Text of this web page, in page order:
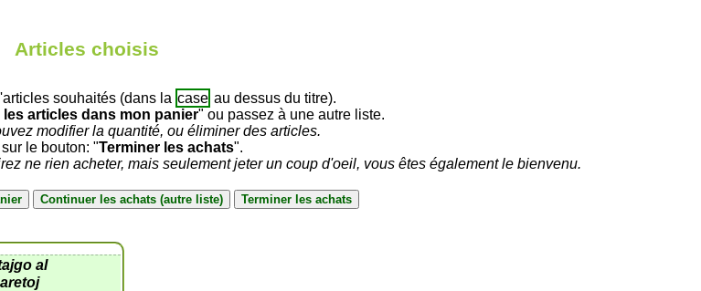
Articles choisis
souhaités (dans la case au dessus du titre).
les articles dans mon panier" ou passez à une autre liste.
modifier la quantité, ou éliminer des articles.
le bouton: "Terminer les achats".
ne rien acheter, mais seulement jeter un coup d'oeil, vous êtes également le bienvenu.
al